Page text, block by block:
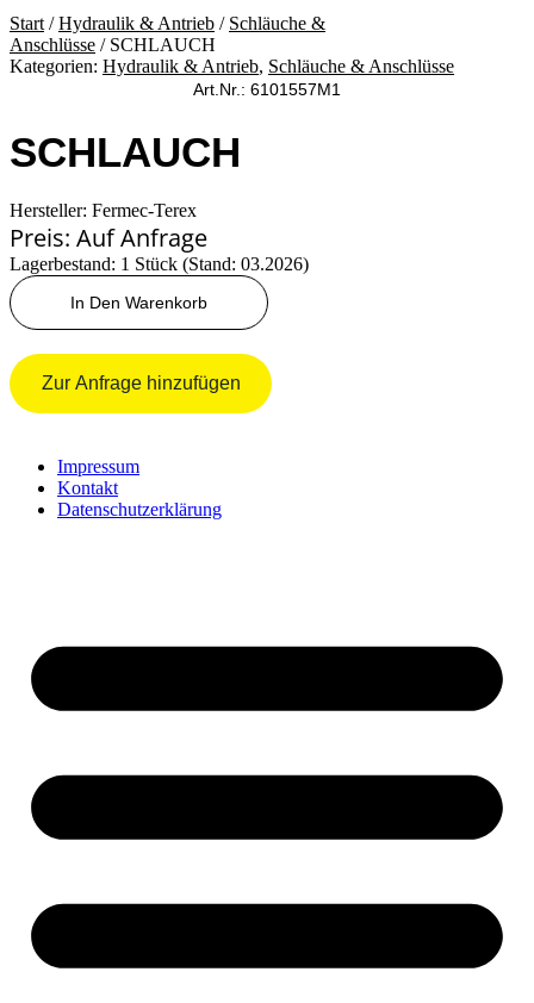
Start /Hydraulik & Antrieb / Schläuche &
Anschlüsse / SCHLAUCH
Kategorien: Hydraulik & Antrieb, Schläuche & Anschlüsse
Art.Nr.: 6101557M1
SCHLAUCH
Hersteller: Fermec-Terex
Preis: Auf Anfrage
Lagerbestand: 1 Stück (Stand: 03.2026)
SCHLAUCH
Menge
In Den Warenkorb
Zur Anfrage hinzufügen
Impressum
Kontakt
Datenschutzerklärung